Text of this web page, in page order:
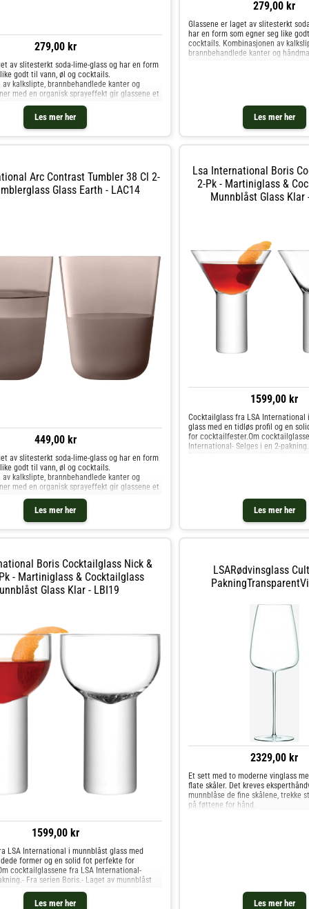
279,00 kr
Les mer her
av slitesterkt soda-lime-glass og har en form
godt til vann, øl og cocktails.
kalkslipte, brannbehandlede kanter og
med en organisk sprayeffekt gir glassene et
moderne presisjon med en følelse av
fra LSA International- Sett med to
for vann, øl og drikke.- Håndmalte sokler
Matt, taktil overflate på den nedre delen
279,00 kr
Les mer her
Glassene er laget av slitesterkt
har en form som egner seg like
cocktails. Kombinasjonen av
brannbehandlede kanter og
Matt, taktil overflate på den nedre
glasset.- Stabelbar for enkel
Tumblerglass og andre Glass hos
Arc Contrast Tumbler 38 Cl 2-
Glass Earth - LAC14
449,00 kr
Les mer her
av slitesterkt soda-lime-glass og har en form
godt til vann, øl og cocktails.
kalkslipte, brannbehandlede kanter og
med en organisk sprayeffekt gir glassene et
moderne presisjon med en følelse av
fra LSA International- Sett med to
for vann, øl og drikke.- Håndmalte sokler
Matt, taktil overflate på den nedre delen
Lsa International Boris
2-Pk - Martiniglass &
Munnblåst Glass Klar
1599,00 kr
Les mer her
Cocktailglass fra LSA International
glass med en tidløs profil og en
for cocktailfester.Om
International- Selges i en 2-
Boris Cocktailglass Nick &
- Martiniglass & Cocktailglass
Glass Klar - LBI19
1599,00 kr
Les mer her
LSA International i munnblåst glass med
former og en solid fot perfekte for
cocktailglassene fra LSA International-
Fra serien Boris.- Laget av munnblåst
& Cocktailglass og andre Glass hos
LSARødvinsglass
2329,00 kr
Les mer her
Et sett med to moderne vinglass
flate skåler. Det kreves
munnblåse de fine skålene, trekke
på føttene for hånd.